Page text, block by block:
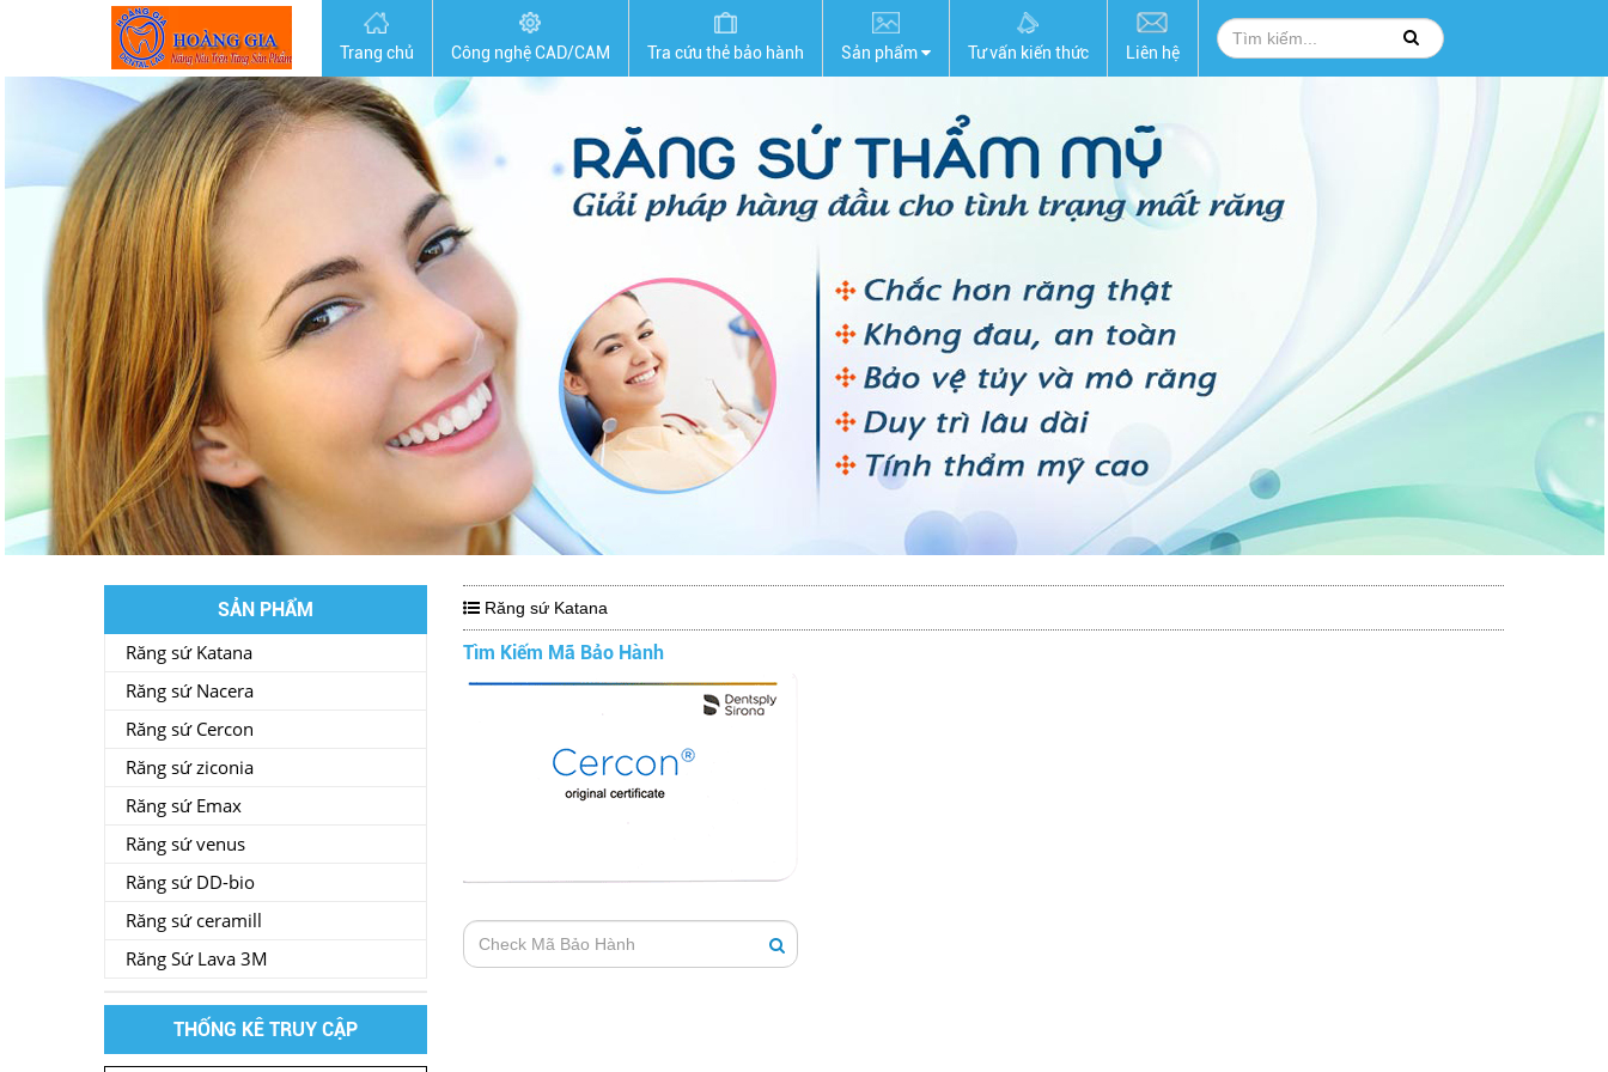
Trang chủ Công nghệ CAD/CAM Tra cứu thẻ bảo hành Sản phẩm Tư vấn kiến thức Liên hệ
SẢN PHẨM
Răng sứ Katana
Răng sứ Nacera
Răng sứ Cercon
Răng sứ ziconia
Răng sứ Emax
Răng sứ venus
Răng sứ DD-bio
Răng sứ ceramill
Răng Sứ Lava 3M
THỐNG KÊ TRUY CẬP
Răng sứ Katana
Tìm Kiếm Mã Bảo Hành